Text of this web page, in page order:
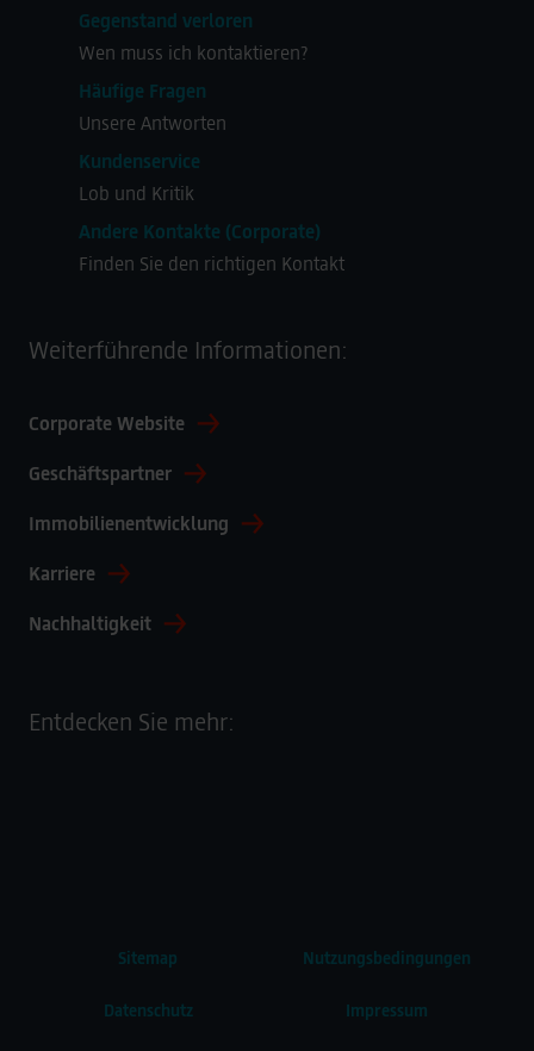
Gegenstand verloren
Wen muss ich kontaktieren?
Häufige Fragen
Unsere Antworten
Kundenservice
Lob und Kritik
Andere Kontakte (Corporate)
Finden Sie den richtigen Kontakt
Weiterführende Informationen:
Corporate Website
Geschäftspartner
Immobilienentwicklung
Karriere
Nachhaltigkeit
Entdecken Sie mehr:
Sitemap Nutzungsbedingungen
Datenschutz Impressum